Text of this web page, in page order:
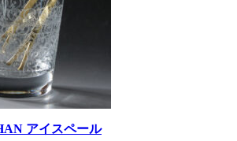
アイスペール